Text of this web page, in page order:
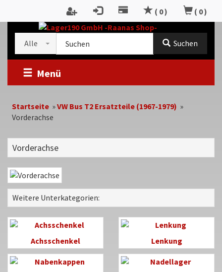
( 0) ( 0)
Alle
Shop
Suchen
Menü
Startseite »VW Bus T2 Ersatzteile (1967-1979) »
Vorderachse
Vorderachse
Weitere Unterkategorien:
Achsschenkel Lenkung